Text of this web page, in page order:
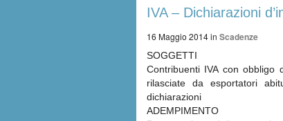
IVA – Dichiarazioni
16 Maggio 2014in Scadenze
SOGGETTI
Contribuenti IVA con obbligo
rilasciate da esportatori
dichiarazioni
ADEMPIMENTO